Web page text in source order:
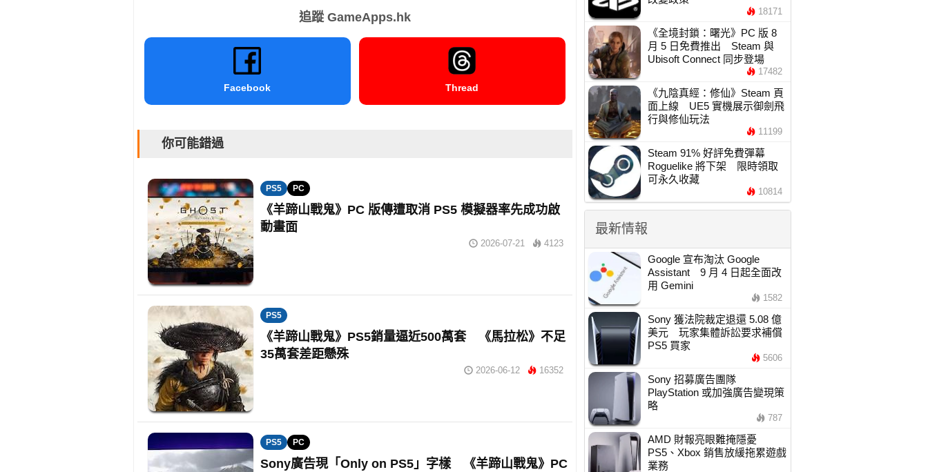
追蹤 GameApps.hk
Facebook Thread
你可能錯過
PS5 PC
《羊蹄山戰鬼》PC 版傳遭取消 PS5 模擬器率先成功啟
動畫面
2026-07-21 4123
PS5
《羊蹄山戰鬼》PS5銷量逼近500萬套 《馬拉松》不足
35萬套差距懸殊
2026-06-12 16352
PS5 PC
Sony廣告現「Only on PS5」字樣 《羊蹄山戰鬼》PC
18171
《全境封鎖：曙光》PC 版 8
月 5 日免費推出 Steam 與
Ubisoft Connect 同步登場
17482
《九陰真經：修仙》Steam 頁
面上線 UE5 實機展示御劍飛
行與修仙玩法
11199
Steam 91% 好評免費彈幕
Roguelike 將下架 限時領取
可永久收藏
10814
最新情報
Google 宣布淘汰 Google
Assistant 9 月 4 日起全面改
用 Gemini
1582
Sony 獲法院裁定退還 5.08 億
美元 玩家集體訴訟要求補償
PS5 買家
5606
Sony 招募廣告團隊
PlayStation 或加強廣告變現策
略
787
AMD 財報亮眼難掩隱憂
PS5、Xbox 銷售放緩拖累遊戲
業務